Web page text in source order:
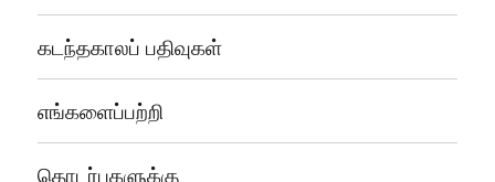
கடந்தகாலப் பதிவுகள்
எங்களைப்பற்றி
தொடர்புகளுக்கு